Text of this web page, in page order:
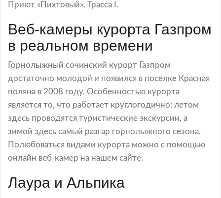
Приют «Пихтовый». Трасса I.
Веб-камеры курорта Газпром
в реальном времени
Горнолыжный сочинский курорт Газпром
достаточно молодой и появился в поселке Красная
поляна в 2008 году. Особенностью курорта
является то, что работает круглогодично: летом
здесь проводятся туристические экскурсии, а
зимой здесь самый разгар горнолыжного сезона.
Полюбоваться видами курорта можно с помощью
онлайн веб-камер на нашем сайте.
Лаура и Альпика